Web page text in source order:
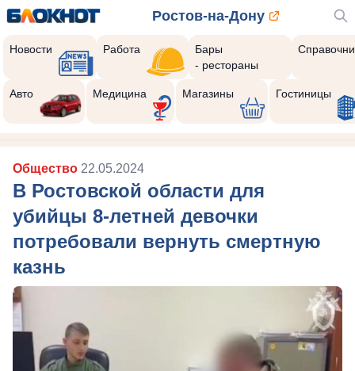
Ростов-на-Дону
Новости Работа
Бары
- рестораны
Авто Медицина Магазины Гостиницы
Общество 22.05.2024
В Ростовской области для
убийцы 8-летней девочки
потребовали вернуть смертную
казнь